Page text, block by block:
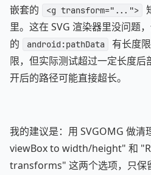
嵌套的
<g transform="...">
里。这在 SVG 渲染器里没问题
的
android:pathData
有长度
限，但实际测试超过一定长度
开后的路径可能直接超长。
我的建议是：用 SVGOMG 做
viewBox to width/height" 和
transforms" 这两个选项，只保